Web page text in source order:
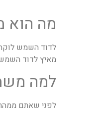
מה הוא
לדוד השמש לוקח
מאיץ לדוד
למה
לפני שאתם